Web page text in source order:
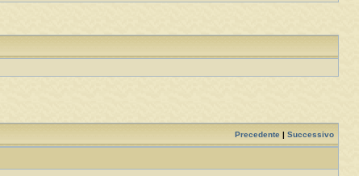
Precedente Successivo